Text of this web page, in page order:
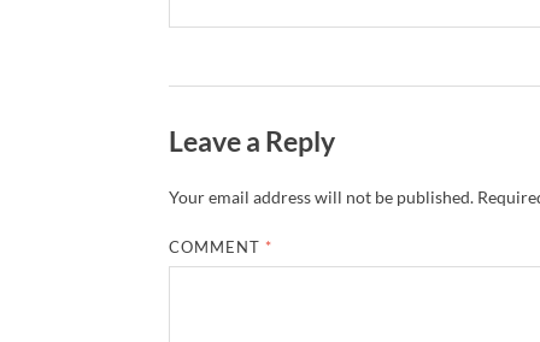
Leave a Reply
Your email address will not be published.
COMMENT *